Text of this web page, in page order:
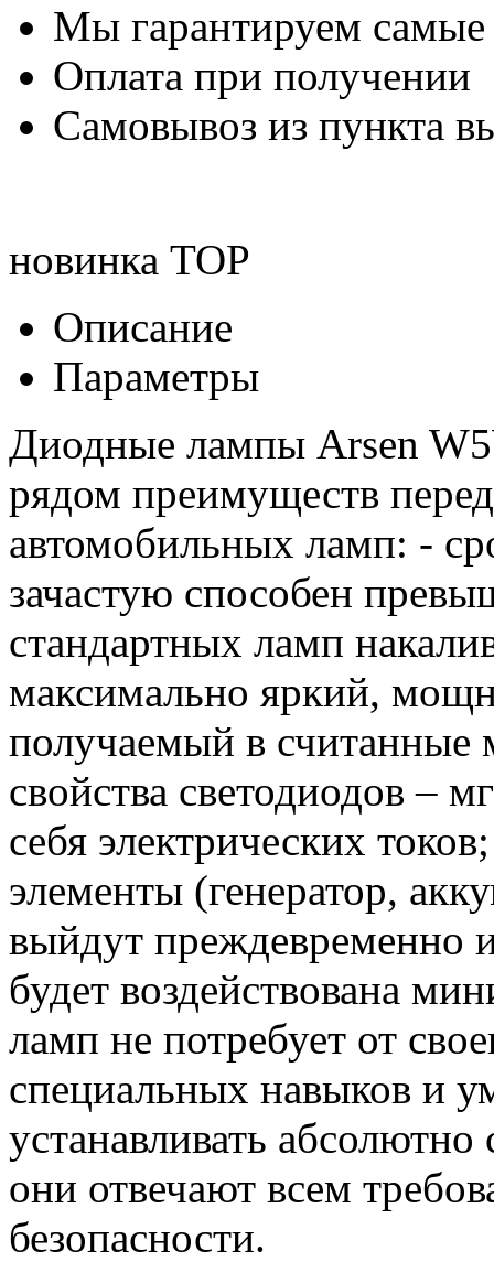
Мы гарантируем
Оплата при получении
Самовывоз из пункта
новинка TOP
Описание
Параметры
Диодные лампы Arsen
рядом преимуществ
автомобильных ламп: -
зачастую способен
стандартных ламп
максимально яркий,
получаемый в считанные
свойства светодиодов –
себя электрических
элементы (генератор,
выйдут преждевременно
будет воздействована
ламп не потребует от
специальных навыков и
устанавливать
они отвечают всем
безопасности.